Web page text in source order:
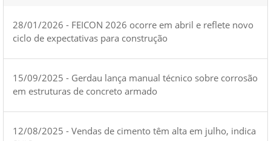
28/01/2026 - FEICON 2026 ocorre em abril e reflete novo
ciclo de expectativas para construção
15/09/2025 - Gerdau lança manual técnico sobre corrosão
em estruturas de concreto armado
12/08/2025 - Vendas de cimento têm alta em julho, indica